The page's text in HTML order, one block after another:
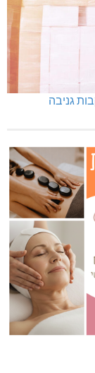
גניבה